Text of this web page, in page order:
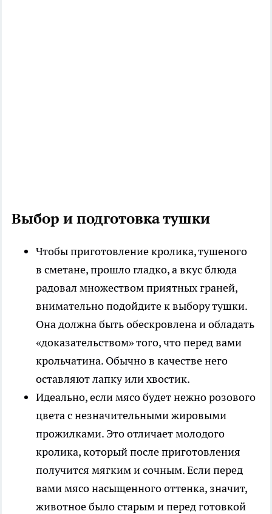
Выбор и подготовка тушки
Чтобы приготовление кролика, тушеного
в сметане, прошло гладко, а вкус блюда
радовал множеством приятных граней,
внимательно подойдите к выбору тушки.
Она должна быть обескровлена и обладать
«доказательством» того, что перед вами
крольчатина. Обычно в качестве него
оставляют лапку или хвостик.
Идеально, если мясо будет нежно розового
цвета с незначительными жировыми
прожилками. Это отличает молодого
кролика, который после приготовления
получится мягким и сочным. Если перед
вами мясо насыщенного оттенка, значит,
животное было старым и перед готовкой